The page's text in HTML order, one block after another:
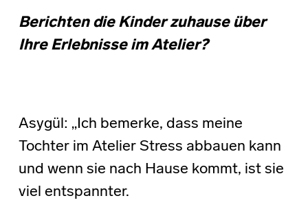
Berichten die Kinder zuhause über
Ihre Erlebnisse im Atelier?
Asygül: „Ich bemerke, dass meine
Tochter im Atelier Stress abbauen kann
und wenn sie nach Hause kommt, ist sie
viel entspannter.